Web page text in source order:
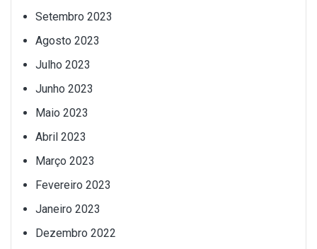
Setembro 2023
Agosto 2023
Julho 2023
Junho 2023
Maio 2023
Abril 2023
Março 2023
Fevereiro 2023
Janeiro 2023
Dezembro 2022